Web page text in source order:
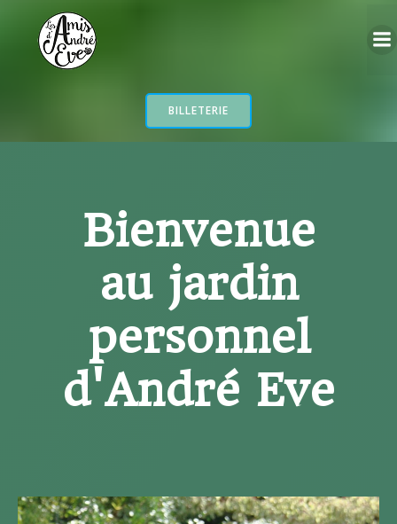
BILLETERIE
Bienvenue
au jardin
personnel
d'André Eve